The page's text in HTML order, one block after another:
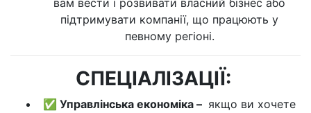
вам вести і розвивати власний бізнес або
підтримувати компанії, що працюють у
певному регіоні.
СПЕЦІАЛІЗАЦІЇ:
✅ Управлінська економіка – якщо ви хочете